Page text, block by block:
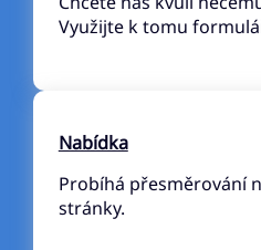
Využijte k tomu
Nabídka
Probíhá přesměrování
stránky.